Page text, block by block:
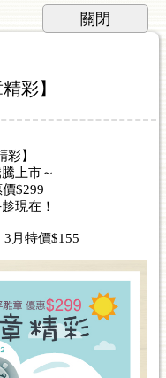
彩】
彩】
上市～
$299
現在！
3月特價$155